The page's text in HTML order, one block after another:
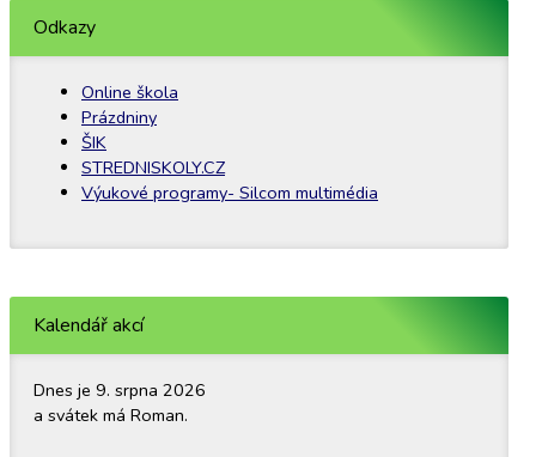
Odkazy
Online škola
Prázdniny
ŠIK
STREDNISKOLY.CZ
Výukové programy- Silcom multimédia
Kalendář akcí
Dnes je 9. srpna 2026
a svátek má Roman.